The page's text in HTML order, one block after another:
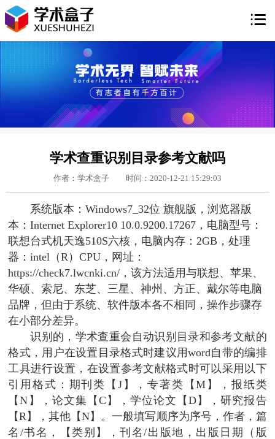

学术查重识别目录参考文献吗
作者：学术盒子 时间：2020-12-21 15:29:03
系统版本：Windows7_32位 旗舰版，浏览器版
本：Internet Explorer10 10.0.9200.17267，电脑型号：
联想台式机天逸510S六核，电脑内存：2GB，处理
器：intel（R）CPU，网址：
https://check7.lwcnki.cn/，该方法适用与联想、苹果、
华硕、索尼、东芝、三星、神州、方正、戴尔等电脑
品牌，但由于系统、软件版本各不相同，操作步骤存
在小部分差异。
识别的，学术查重会自动识别目录和参考文献的
格式，用户在设置目录格式时建议用word自带的编排
工具进行设置，在设置参考文献格式时可以采用以下
引用格式：期刊类【J】，专著类【M】，报纸类
【N】，论文集【C】，学位论文【D】，研究报告
【R】，其他【N】。一般填写顺序为序号，作者，篇
名/书名，【类别】，刊名/出版地，出版日期（版